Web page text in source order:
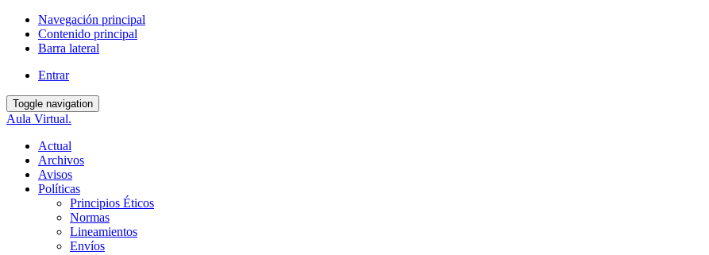
Navegación principal
Contenido principal
Barra lateral
Entrar
Toggle navigation
Aula Virtual.
Actual
Archivos
Avisos
Políticas
Principios Éticos
Normas
Lineamientos
Envíos